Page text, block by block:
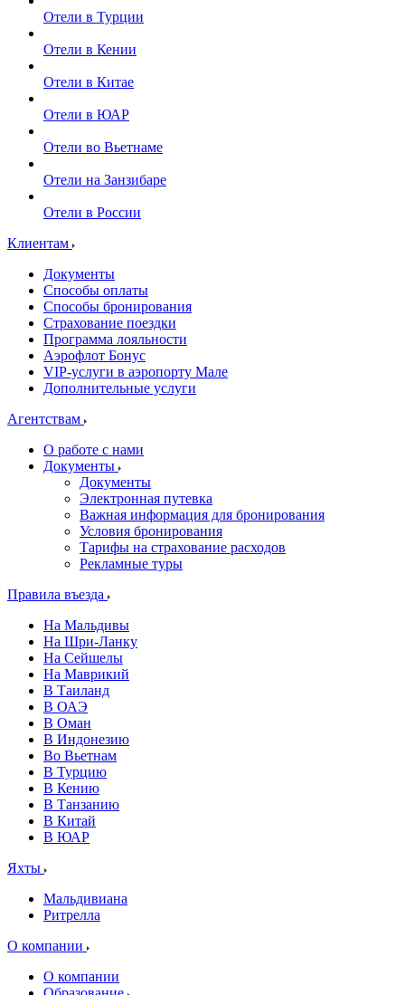
Отели в Турции
Отели в Кении
Отели в Китае
Отели в ЮАР
Отели во Вьетнаме
Отели на Занзибаре
Отели в России
Клиентам
Документы
Способы оплаты
Способы бронирования
Страхование поездки
Программа лояльности
Аэрофлот Бонус
VIP-услуги в аэропорту Мале
Дополнительные услуги
Агентствам
О работе с нами
Документы
Документы
Электронная путевка
Важная информация для бронирования
Условия бронирования
Тарифы на страхование расходов
Рекламные туры
Правила въезда
На Мальдивы
На Шри-Ланку
На Сейшелы
На Маврикий
В Таиланд
В ОАЭ
В Оман
В Индонезию
Во Вьетнам
В Турцию
В Кению
В Танзанию
В Китай
В ЮАР
Яхты
Мальдивиана
Ритрелла
О компании
О компании